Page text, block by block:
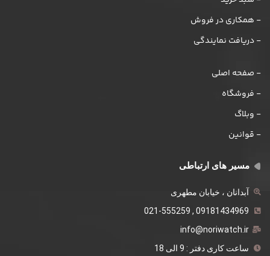
- همکاری در فروش
- دریافت نمایندگی
- صفحه اصلی
- فروشگاه
- وبلاگ
- قوانین
مسیر های ارتباطی
آبدانان ، خیابان مطهری
09181434969 , 021-555259
info@noriwatch.ir
ساعت کاری دفتر : 9 الی 18